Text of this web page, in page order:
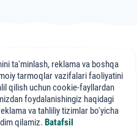
va videomateriallar axborot uchun
axborot xususiyatiga ega bo'lib,
o'rnini bosa olmaydi.
ta'minlash, reklama va boshqa
tarmoqlar vazifalari faoliyatini
qilish uchun cookie-fayllardan
foydalanishingiz haqidagi
va tahliliy tizimlar bo'yicha
qilamiz. Batafsil